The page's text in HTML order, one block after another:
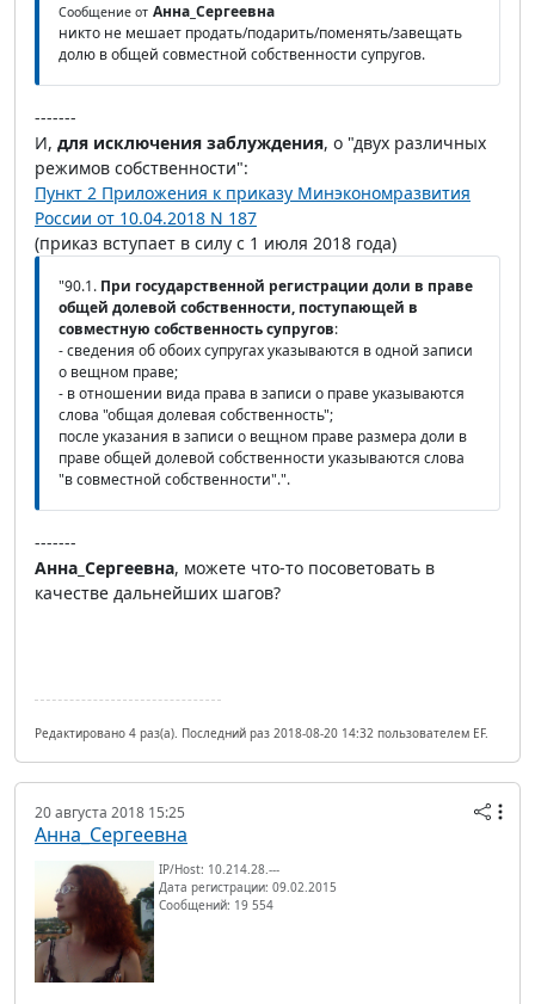
Сообщение от Анна_Сергеевна
никто не мешает продать/подарить/поменять/завещать
долю в общей совместной собственности супругов.
-------
И, для исключения заблуждения, о "двух различных
режимов собственности":
Пункт 2 Приложения к приказу Минэкономразвития
России от 10.04.2018 N 187
(приказ вступает в силу с 1 июля 2018 года)
"90.1. При государственной регистрации доли в праве
общей долевой собственности, поступающей в
совместную собственность супругов:
- сведения об обоих супругах указываются в одной записи
о вещном праве;
- в отношении вида права в записи о праве указываются
слова "общая долевая собственность";
после указания в записи о вещном праве размера доли в
праве общей долевой собственности указываются слова
"в совместной собственности".".
-------
Анна_Сергеевна, можете что-то посоветовать в
качестве дальнейших шагов?
Редактировано 4 раз(а). Последний раз 2018-08-20 14:32 пользователем EF.
20 августа 2018 15:25
Анна_Сергеевна
IP/Host: 10.214.28.---
Дата регистрации: 09.02.2015
Сообщений: 19 554